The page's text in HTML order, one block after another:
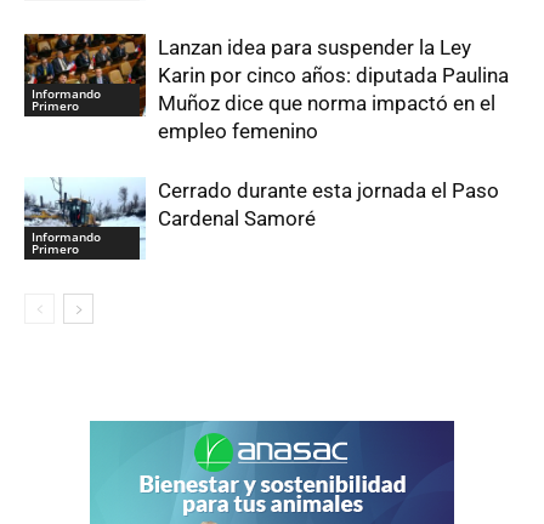
Informando
Primero
Lanzan idea para suspender la Ley
Karin por cinco años: diputada Paulina
Muñoz dice que norma impactó en el
empleo femenino
Informando
Primero
Cerrado durante esta jornada el Paso
Cardenal Samoré